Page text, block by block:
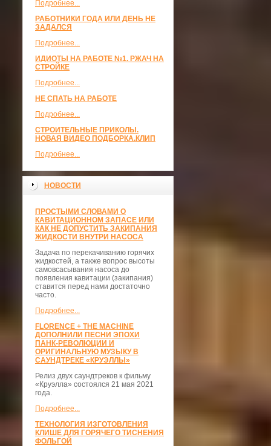
Подробнее...
РАБОТНИКИ ГОДА ИЛИ ДЕНЬ НЕ
ЗАДАЛСЯ
Подробнее...
ИДИОТЫ НА РАБОТЕ №1. РЖАЧ НА
СТРОЙКЕ
Подробнее...
НЕ СПАТЬ НА РАБОТЕ
Подробнее...
СТРОИТЕЛЬНЫЕ ПРИКОЛЫ.
НОВАЯ ВИДЕО ПОДБОРКА.КЛИП
Подробнее...
НОВОСТИ
ПРОСТЫМИ СЛОВАМИ О
КАВИТАЦИОННОМ ЗАПАСЕ ИЛИ
КАК НЕ ДОПУСТИТЬ ЗАКИПАНИЯ
ЖИДКОСТИ ВНУТРИ НАСОСА
Задача по перекачиванию горячих
жидкостей, а также вопрос высоты
самовсасывания насоса до
появления кавитации (закипания)
ставится перед нами достаточно
часто.
Подробнее...
FLORENCE + THE MACHINE
ДОПОЛНИЛИ ПЕСНИ ЭПОХИ
ПАНК-РЕВОЛЮЦИИ И
ОРИГИНАЛЬНУЮ МУЗЫКУ В
САУНДТРЕКЕ «КРУЭЛЛЫ»
Релиз двух саундтреков к фильму
«Круэлла» состоялся 21 мая 2021
года.
Подробнее...
ТЕХНОЛОГИЯ ИЗГОТОВЛЕНИЯ
КЛИШЕ ДЛЯ ГОРЯЧЕГО ТИСНЕНИЯ
ФОЛЬГОЙ